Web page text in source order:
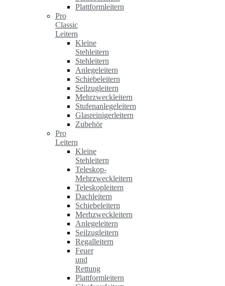
Plattformleitern
Pro
Classic
Leitern
Kleine
Stehleitern
Stehleitern
Anlegeleitern
Schiebeleitern
Seilzugleitern
Mehrzweckleitern
Stufenanlegeleitern
Glasreinigerleitern
Zubehör
Pro
Leitern
Kleine
Stehleitern
Teleskop-
Mehrzweckleitern
Teleskopleitern
Dachleitern
Schiebeleitern
Merhzweckleitern
Anlegeleitern
Seilzugleitern
Regalleitern
Feuer
und
Rettung
Plattformleitern